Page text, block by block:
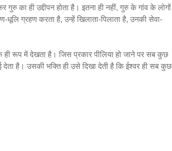
का ही उद्दीपन होता है। इतना ही नहीं, गुरु के गांव के लोगों
धूलि ग्रहण करता है, उन्हें खिलाता-पिलाता है, उनकी सेवा-
ही रूप में देखता है। जिस प्रकार पीलिया हो जाने पर सब कुछ
देता है। उसकी भक्ति ही उसे दिखा देती है कि ईश्वर ही सब कुछ